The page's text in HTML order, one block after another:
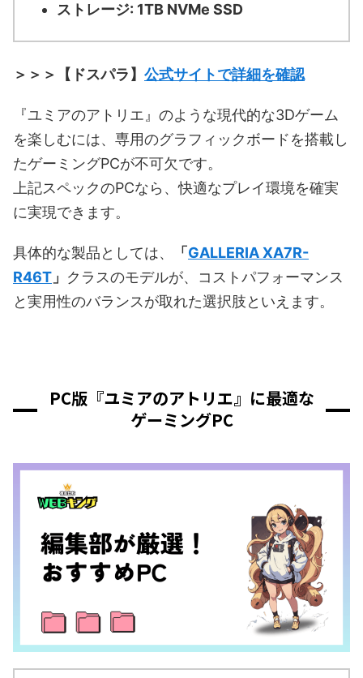
ストレージ: 1TB NVMe SSD
＞＞＞【ドスパラ】 公式サイトで詳細を確認
『ユミアのアトリエ』のような現代的な3Dゲーム
を楽しむには、専用のグラフィックボードを搭載し
たゲーミングPCが不可欠です。
上記スペックのPCなら、快適なプレイ環境を確実
に実現できます。
具体的な製品としては、 「GALLERIA XA7R-
R46T 」 クラスのモデルが、コストパフォーマンス
と実用性のバランスが取れた選択肢といえます。
PC版『ユミアのアトリエ』に最適な
ゲーミングPC